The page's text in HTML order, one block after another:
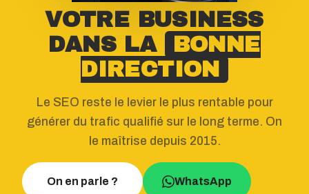
VOTRE BUSINESS
DANS LA
BONNE
DIRECTION
Le SEO reste le levier le plus rentable pour
générer du trafic qualifié sur le long terme. On
le maîtrise depuis 2015.
On en parle ? WhatsApp